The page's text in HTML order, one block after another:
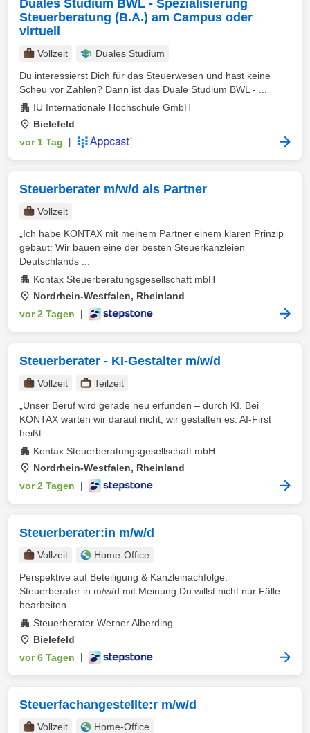
Duales Studium BWL - Spezialisierung
Steuerberatung (B.A.) am Campus oder
virtuell
Vollzeit
Duales Studium
Du interessierst Dich für das Steuerwesen und hast keine
Scheu vor Zahlen? Dann ist das Duale Studium BWL - ...
IU Internationale Hochschule GmbH
Bielefeld
vor 1 Tag
Steuerberater m/w/d als Partner
Vollzeit
„Ich habe KONTAX mit meinem Partner einem klaren Prinzip
gebaut: Wir bauen eine der besten Steuerkanzleien
Deutschlands ...
Kontax Steuerberatungsgesellschaft mbH
Nordrhein-Westfalen, Rheinland
vor 2 Tagen
Steuerberater - KI-Gestalter m/w/d
Vollzeit
Teilzeit
„Unser Beruf wird gerade neu erfunden – durch KI. Bei
KONTAX warten wir darauf nicht, wir gestalten es. AI-First
heißt: ...
Kontax Steuerberatungsgesellschaft mbH
Nordrhein-Westfalen, Rheinland
vor 2 Tagen
Steuerberater:in m/w/d
Vollzeit
Home-Office
Perspektive auf Beteiligung & Kanzleinachfolge:
Steuerberater:in m/w/d mit Meinung Du willst nicht nur Fälle
bearbeiten ...
Steuerberater Werner Alberding
Bielefeld
vor 6 Tagen
Steuerfachangestellte:r m/w/d
Vollzeit
Home-Office